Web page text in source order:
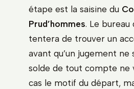
étape est la saisine du
Prud’hommes. Le bureau
tentera de trouver un
avant qu’un jugement ne
solde de tout compte ne
cas le motif du départ,